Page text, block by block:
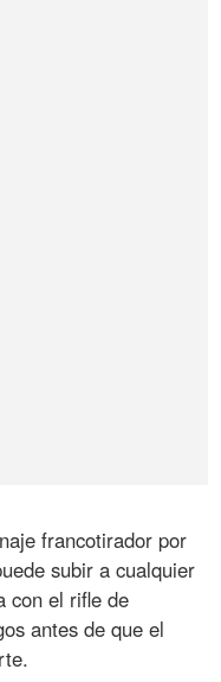
francotirador por
subir a cualquier
con el rifle de
antes de que el